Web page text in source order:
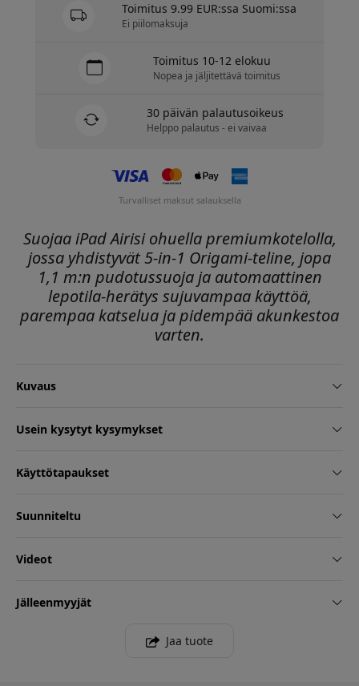
Toimitus 9.99 EUR:ssa Suomi:ssa
Ei piilomaksuja
Toimitus 10-12 elokuu
Nopea ja jäljitettävä toimitus
30 päivän palautusoikeus
Helppo palautus - ei vaivaa
Turvalliset maksut salauksella
Suojaa iPad Airisi ohuella premiumkotelolla,
jossa yhdistyvät 5-in-1 Origami-teline, jopa
1,1 m:n pudotussuoja ja automaattinen
lepotila-herätys sujuvampaa käyttöä,
parempaa katselua ja pidempää akunkestoa
varten.
Kuvaus
Usein kysytyt kysymykset
Käyttötapaukset
Suunniteltu
Videot
Jälleenmyyjät
Jaa tuote